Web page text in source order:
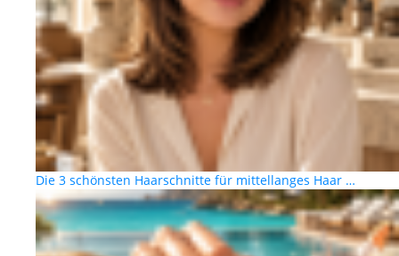
Die 3 schönsten Haarschnitte für mittellanges Haar …